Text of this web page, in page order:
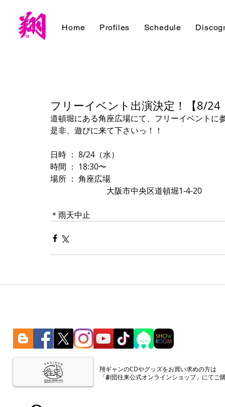
Home Profiles Schedule
フリーイベント出演決定！【8/24
道頓堀にある角座広場にて、フリーイベントに
是非、遊びに来て下さいっ！！
日時 ： 8/24（水）
時間 ： 18:30〜
場所 ： 角座広場
大阪市中央区道頓堀1-4-20
＊雨天中止
​翔ギャンのCDやグッズをお買い求めの方は
「劇団往来公式オンラインショップ」にてご